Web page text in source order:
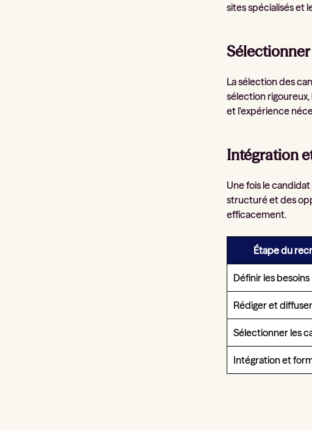
sites spécialisés et
La sélection des
sélection
et l'expérience
Intégration
Une fois le
structuré et des
efficacement.
Étape du
Définir les besoins
Rédiger et
Sélectionner les
Intégration et